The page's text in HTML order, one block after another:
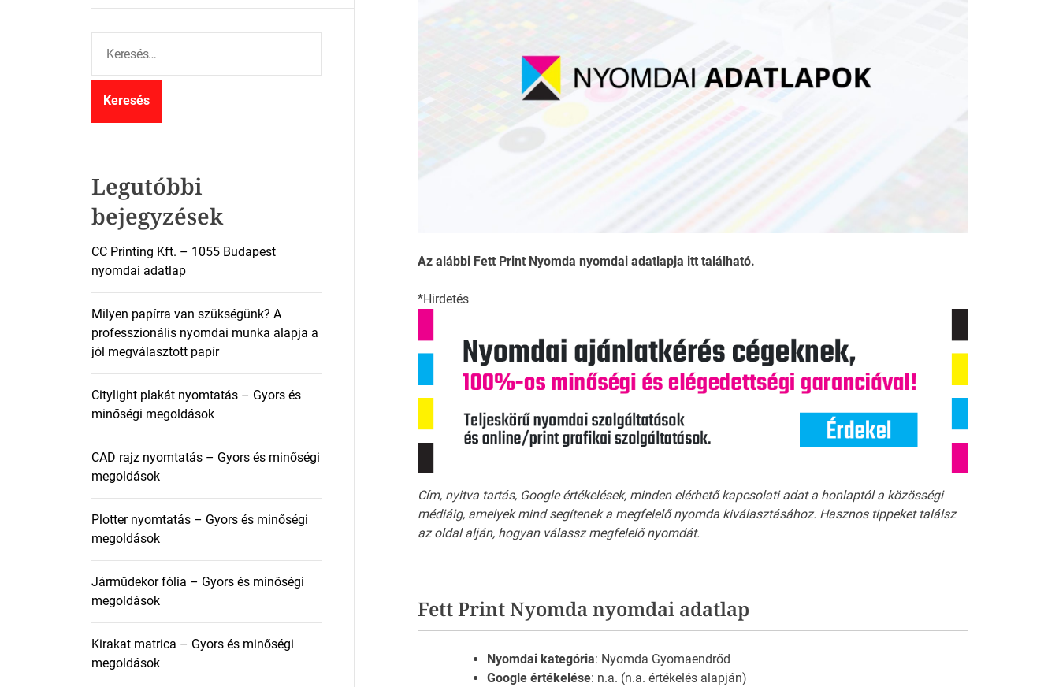
Az alábbi Fett Print Nyomda nyomdai adatlapja itt található.
*Hirdetés
Cím, nyitva tartás, Google értékelések, minden elérhető kapcsolati adat a honlaptól a közösségi
médiáig, amelyek mind segítenek a megfelelő nyomda kiválasztásához. Hasznos tippeket találsz
az oldal alján, hogyan válassz megfelelő nyomdát.
Fett Print Nyomda nyomdai adatlap
Nyomdai kategória: Nyomda Gyomaendrőd
Google értékelése: n.a. (n.a. értékelés alapján)
r
Legutóbbi
bejegyzések
CC Printing Kft. – 1055 Budapest
nyomdai adatlap
Milyen papírra van szükségünk? A
professzionális nyomdai munka alapja a
jól megválasztott papír
Citylight plakát nyomtatás – Gyors és
minőségi megoldások
CAD rajz nyomtatás – Gyors és minőségi
megoldások
Plotter nyomtatás – Gyors és minőségi
megoldások
Járműdekor fólia – Gyors és minőségi
megoldások
Kirakat matrica – Gyors és minőségi
megoldások